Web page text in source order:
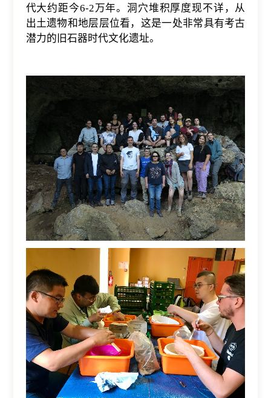
代大约距今6-2万年。洞穴堆积厚度现不详，从
出土遗物和地层层位看，这是一处非常具有考古
潜力的旧石器时代文化遗址。